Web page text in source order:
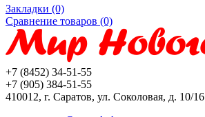
Закладки (0)
Сравнение товаров (0)
+7 (8452) 34-51-55
+7 (905) 384-51-55
410012, г. Саратов, ул. Соколовая, д. 10/16